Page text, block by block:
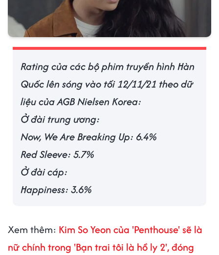
Rating của các bộ phim truyền hình Hàn
Quốc lên sóng vào tối 12/11/21 theo dữ
liệu của AGB Nielsen Korea:
Ở đài trung ương:
Now, We Are Breaking Up: 6.4%
Red Sleeve: 5.7%
Ở đài cáp:
Happiness: 3.6%
Xem thêm: Kim So Yeon của 'Penthouse' sẽ là
nữ chính trong 'Bạn trai tôi là hồ ly 2', đóng